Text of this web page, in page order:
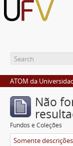
ATOM da
Não
Fundos e Coleções
Somente